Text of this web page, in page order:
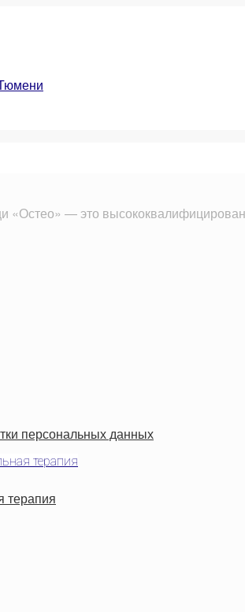
терапия
«Остео» — это
персональных данных
терапия